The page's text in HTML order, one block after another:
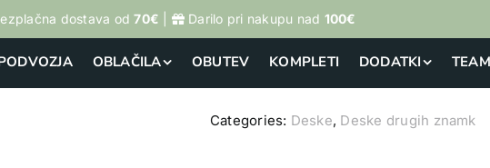
dostava od70€ Darilo pri nakupu nad 100€
OBLAČILA OBUTEV KOMPLETI DODATKI TEAM
Categories: Deske, Deske drugih znamk